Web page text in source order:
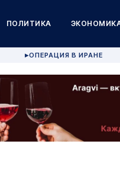
ПОЛИТИКА
▶ОПЕРАЦИЯ В ИРАНЕ